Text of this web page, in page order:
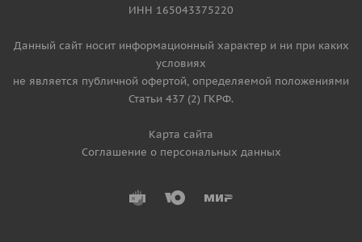
ИНН 165043375220
Данный сайт носит информационный характер и ни при каких
условиях
не является публичной офертой, определяемой положениями
Статьи 437 (2) ГКРФ.
Карта сайта
Соглашение о персональных данных